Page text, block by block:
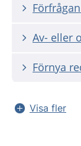
Av- eller
Förnya
Visa fler